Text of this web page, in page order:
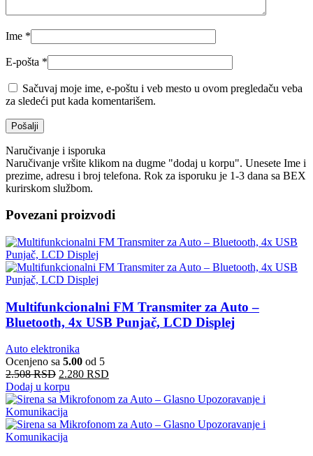
Ime *
E-pošta *
Sačuvaj moje ime, e-poštu i veb mesto u ovom pregledaču veba
za sledeći put kada komentarišem.
Naručivanje i isporuka
Naručivanje vršite klikom na dugme "dodaj u korpu". Unesete Ime i
prezime, adresu i broj telefona. Rok za isporuku je 1-3 dana sa BEX
kurirskom službom.
Povezani proizvodi
Multifunkcionalni FM Transmiter za Auto –
Bluetooth, 4x USB Punjač, LCD Displej
Auto elektronika
Ocenjeno sa 5.00 od 5
2.508RSD 2.280 RSD
Dodaj u korpu